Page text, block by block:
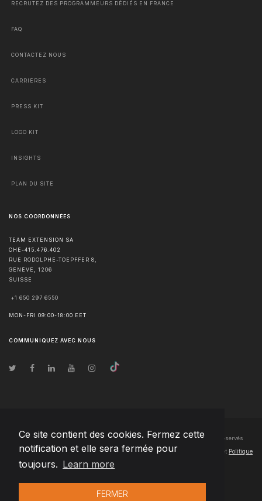
Ce site contient des cookies. Fermez cette
notification et elle sera fermée pour
toujours. Learn more
FERMER
RECRUTEZ DES PROGRAMMEURS DÉDIÉS EN FRANCE
FAQ
CONTACTEZ NOUS
CARRIÈRES
PRESS KIT
LOGO KIT
INSIGHTS
PLAN DU SITE
NOS COORDONNÉES
TEAM EXTENSION SA
CHE-415.476.402
RUE RODOLPHE-TOEPFFER 8,
GENÈVE
1206
SUISSE
+1 650 297 6550
MON-FRI 09:00-18:00 EET
COMMUNIQUEZ AVEC NOUS
© Droits d'auteur2026 Team Extension SA France- Tous les droits sont réservés
Changelog● En utilisant ce site, vous acceptez nos Conditions d'utilisation et Politique
de confidentialité